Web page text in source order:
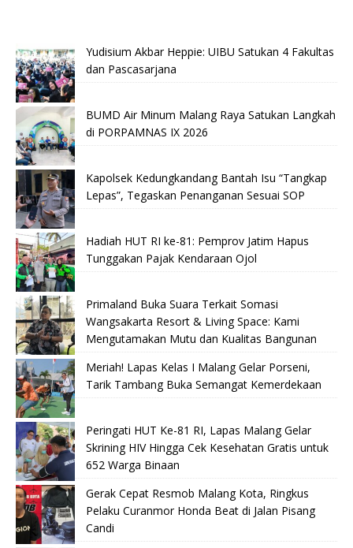
Yudisium Akbar Heppie: UIBU Satukan 4 Fakultas
dan Pascasarjana
BUMD Air Minum Malang Raya Satukan Langkah
di PORPAMNAS IX 2026
Kapolsek Kedungkandang Bantah Isu “Tangkap
Lepas”, Tegaskan Penanganan Sesuai SOP
Hadiah HUT RI ke-81: Pemprov Jatim Hapus
Tunggakan Pajak Kendaraan Ojol
Primaland Buka Suara Terkait Somasi
Wangsakarta Resort & Living Space: Kami
Mengutamakan Mutu dan Kualitas Bangunan
Meriah! Lapas Kelas I Malang Gelar Porseni,
Tarik Tambang Buka Semangat Kemerdekaan
Peringati HUT Ke-81 RI, Lapas Malang Gelar
Skrining HIV Hingga Cek Kesehatan Gratis untuk
652 Warga Binaan
Gerak Cepat Resmob Malang Kota, Ringkus
Pelaku Curanmor Honda Beat di Jalan Pisang
Candi